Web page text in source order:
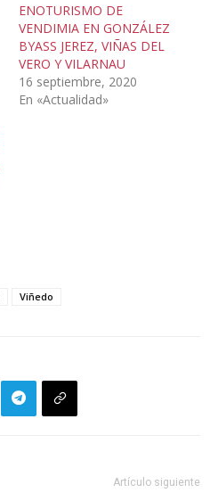
ENOTURISMO DE
VENDIMIA EN GONZÁLEZ
BYASS JEREZ, VIÑAS DEL
VERO Y VILARNAU
16 septiembre, 2020
En «Actualidad»
Viñedo
Artículo siguiente